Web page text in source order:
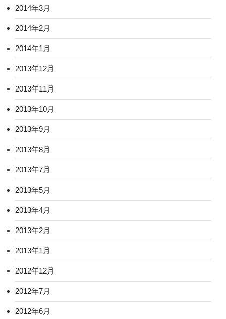
2014年3月
2014年2月
2014年1月
2013年12月
2013年11月
2013年10月
2013年9月
2013年8月
2013年7月
2013年5月
2013年4月
2013年2月
2013年1月
2012年12月
2012年7月
2012年6月